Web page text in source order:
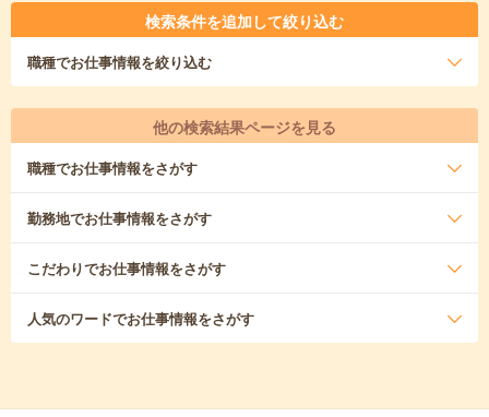
検索条件を追加して絞り込む
職種でお仕事情報を絞り込む
他の検索結果ページを見る
職種でお仕事情報をさがす
勤務地でお仕事情報をさがす
こだわりでお仕事情報をさがす
人気のワードでお仕事情報をさがす